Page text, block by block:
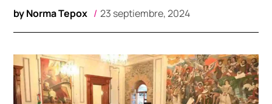
byNorma Tepox 23 septiembre, 2024